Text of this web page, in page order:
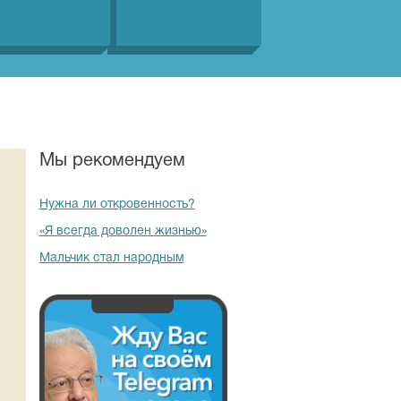
Мы рекомендуем
Нужна ли откровенность?
«Я всегда доволен жизнью»
Мальчик стал народным